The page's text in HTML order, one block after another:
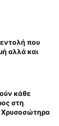
που
αλλά και
κάθε
στη
Χρυσοσώτηρα